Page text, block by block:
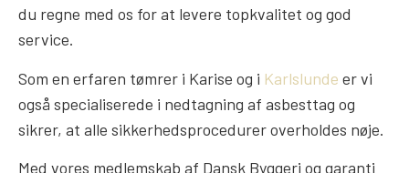
du regne med os for at levere topkvalitet og god
service.
Som en erfaren tømrer i Karise og i Karlslunde er vi
også specialiserede i nedtagning af asbesttag og
sikrer, at alle sikkerhedsprocedurer overholdes nøje.
Med vores medlemskab af Dansk Byggeri og garanti